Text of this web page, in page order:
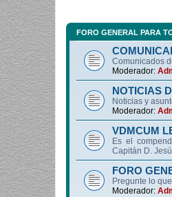
FORO GENERAL PARA
Comunicados
Moderador:
NOTICIAS
Noticias y
Moderador:
VDMCUM
Es el
Capitán D.
FORO
Pregunte lo
Moderador: